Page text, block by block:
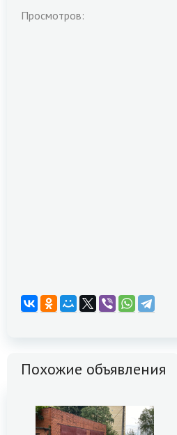
Просмотров:
Похожие объявления